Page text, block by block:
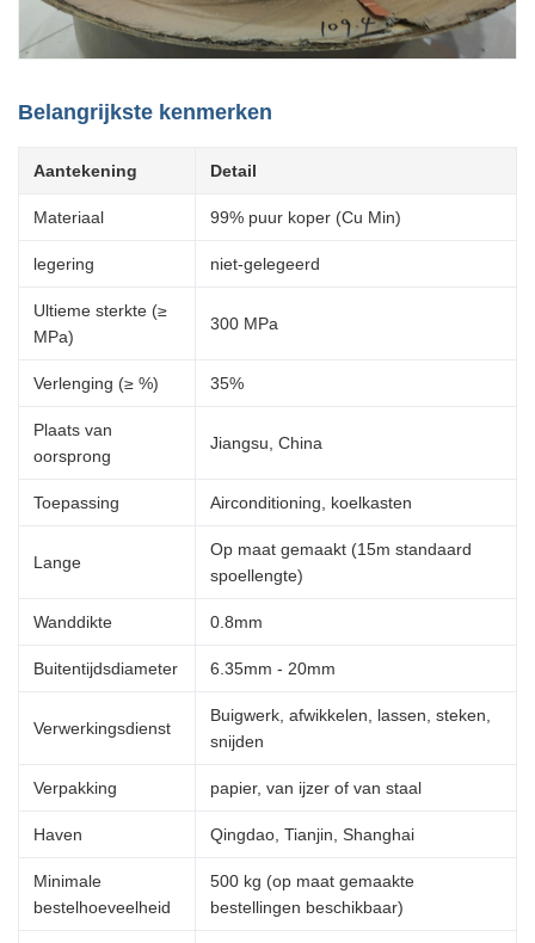
Belangrijkste kenmerken
Aantekening Detail
Materiaal 99% puur koper (Cu Min)
legering niet-gelegeerd
Ultieme sterkte (≥
MPa)
300 MPa
Verlenging (≥ %) 35%
Plaats van
oorsprong
Jiangsu, China
Toepassing Airconditioning, koelkasten
Lange
Op maat gemaakt (15m standaard
spoellengte)
Wanddikte 0.8mm
Buitentijdsdiameter 6.35mm - 20mm
Verwerkingsdienst
Buigwerk, afwikkelen, lassen, steken,
snijden
Verpakking papier, van ijzer of van staal
Haven Qingdao, Tianjin, Shanghai
Minimale
bestelhoeveelheid
500 kg (op maat gemaakte
bestellingen beschikbaar)